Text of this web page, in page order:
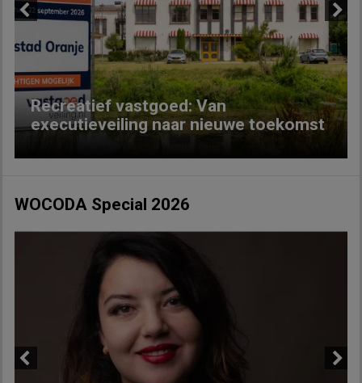
Recreatief vastgoed: Van
executieveiling naar nieuwe toekomst
Next
WOCODA Special 2026